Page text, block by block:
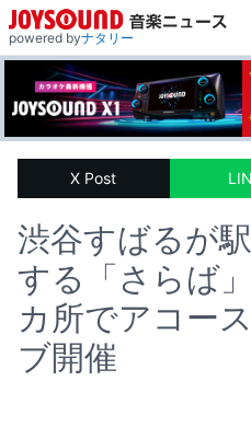
powered byナタリー
X Post
渋谷すばるが
する「さらば
カ所でアコー
ブ開催